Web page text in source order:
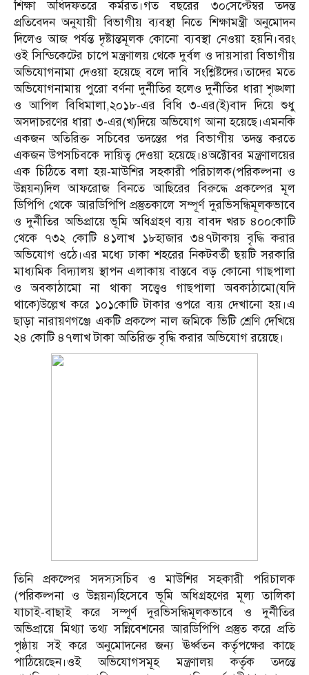
শিক্ষা অধিদফতরে কর্মরত।গত বছরের ৩০সেপ্টেম্বর তদন্ত
প্রতিবেদন অনুযায়ী বিভাগীয় ব্যবস্থা নিতে শিক্ষামন্ত্রী অনুমোদন
দিলেও আজ পর্যন্ত দৃষ্টান্তমূলক কোনো ব্যবস্থা নেওয়া হয়নি।বরং
ওই সিন্ডিকেটের চাপে মন্ত্রণালয় থেকে দুর্বল ও দায়সারা বিভাগীয়
অভিযোগনামা দেওয়া হয়েছে বলে দাবি সংশ্লিষ্টদের।তাদের মতে
অভিযোগনামায় পুরো বর্ণনা দুর্নীতির হলেও দুর্নীতির ধারা শৃঙ্খলা
ও আপিল বিধিমালা,২০১৮-এর বিধি ৩-এর(ই)বাদ দিয়ে শুধু
অসদাচরণের ধারা ৩-এর(খ)দিয়ে অভিযোগ আনা হয়েছে।এমনকি
একজন অতিরিক্ত সচিবের তদন্তের পর বিভাগীয় তদন্ত করতে
একজন উপসচিবকে দায়িত্ব দেওয়া হয়েছে।৪অক্টোবর মন্ত্রণালয়ের
এক চিঠিতে বলা হয়-মাউশির সহকারী পরিচালক(পরিকল্পনা ও
উন্নয়ন)দিল আফরোজ বিনতে আছিরের বিরুদ্ধে প্রকল্পের মূল
ডিপিপি থেকে আরডিপিপি প্রস্তুতকালে সম্পূর্ণ দুরভিসন্ধিমূলকভাবে
ও দুর্নীতির অভিপ্রায়ে ভূমি অধিগ্রহণ ব্যয় বাবদ খরচ ৪০০কোটি
থেকে ৭৩২ কোটি ৪১লাখ ১৮হাজার ৩৪৭টাকায় বৃদ্ধি করার
অভিযোগ ওঠে।এর মধ্যে ঢাকা শহরের নিকটবর্তী ছয়টি সরকারি
মাধ্যমিক বিদ্যালয় স্থাপন এলাকায় বাস্তবে বড় কোনো গাছপালা
ও অবকাঠামো না থাকা সত্ত্বেও গাছপালা অবকাঠামো(যদি
থাকে)উল্লেখ করে ১০১কোটি টাকার ওপরে ব্যয় দেখানো হয়।এ
ছাড়া নারায়ণগঞ্জে একটি প্রকল্পে নাল জমিকে ভিটি শ্রেণি দেখিয়ে
২৪ কোটি ৪৭লাখ টাকা অতিরিক্ত বৃদ্ধি করার অভিযোগ রয়েছে।
তিনি প্রকল্পের সদস্যসচিব ও মাউশির সহকারী পরিচালক
(পরিকল্পনা ও উন্নয়ন)হিসেবে ভূমি অধিগ্রহণের মূল্য তালিকা
যাচাই-বাছাই করে সম্পূর্ণ দুরভিসন্ধিমূলকভাবে ও দুর্নীতির
অভিপ্রায়ে মিথ্যা তথ্য সন্নিবেশনের আরডিপিপি প্রস্তুত করে প্রতি
পৃষ্ঠায় সই করে অনুমোদনের জন্য ঊর্ধ্বতন কর্তৃপক্ষের কাছে
পাঠিয়েছেন।ওই অভিযোগসমূহ মন্ত্রণালয় কর্তৃক তদন্তে